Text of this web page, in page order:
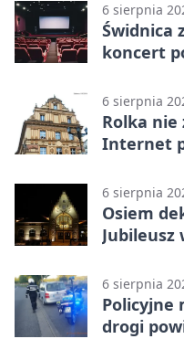
6 sierpnia
Świdnica
koncert
6 sierpnia
Rolka nie
Internet
6 sierpnia
Osiem
Jubileusz
6 sierpnia
Policyjne
drogi